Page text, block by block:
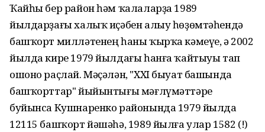
Ҡайһы бер район һәм ҡалаларҙа 1989
йылдарҙағы халыҡ иҫәбен алыу һөҙөмтәһендә
башҡорт милләтенең һаны ҡырҡа кәмеүе, ә 2002
йылда кире 1979 йылдағы һанға ҡайтыуы тап
ошоно раҫлай. Мәҫәлән, "XXI быуат башында
башҡорттар" йыйынтығы мәғлүмәттәре
буйынса Кушнаренко районында 1979 йылда
12115 башҡорт йәшәһә, 1989 йылға улар 1582 (!)